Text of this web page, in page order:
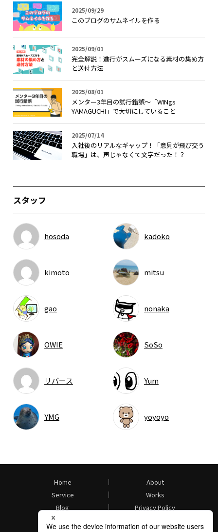
このブログのサムネイルを作る
2025/09/29
完全解説！進行がスムーズになる素材の集め方
と送付方法
2025/09/01
メンター3年目の試行錯誤〜「WINgs
YAMAGUCHI」で大切にしていること
2025/08/01
入社後のリアルなギャップ！「意見が飛び交う
職場」は、声じゃなくて文字だった！？
2025/07/14
スタッフ
hosoda kadoko
kimoto mitsu
gao nonaka
OWIE SoSo
リバース Yum
YMG yoyoyo
Home
About
Service
Works
Blog
Privacy Policy